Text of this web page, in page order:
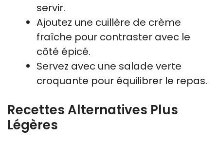
servir.
Ajoutez une cuillère de crème
fraîche pour contraster avec le
côté épicé.
Servez avec une salade verte
croquante pour équilibrer le repas.
Recettes Alternatives Plus
Légères